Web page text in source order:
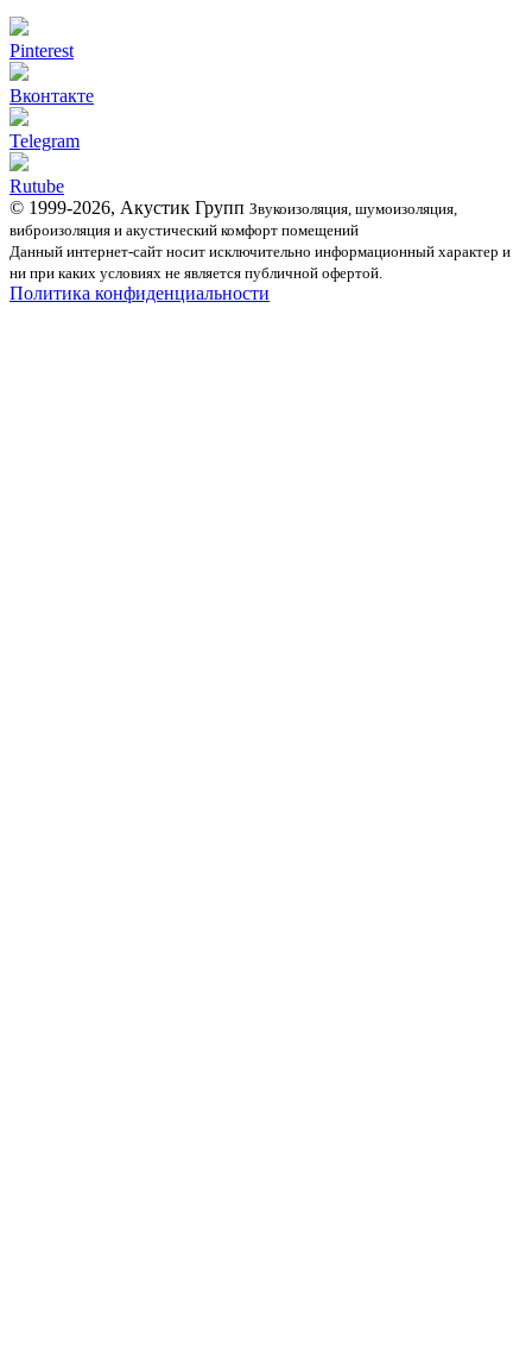
Pinterest
Вконтакте
Telegram
Rutube
© 1999-2026, Акустик Групп Звукоизоляция, шумоизоляция,
виброизоляция и акустический комфорт помещений
Данный интернет-сайт носит исключительно информационный характер и
ни при каких условиях не является публичной офертой.
Политика конфиденциальности